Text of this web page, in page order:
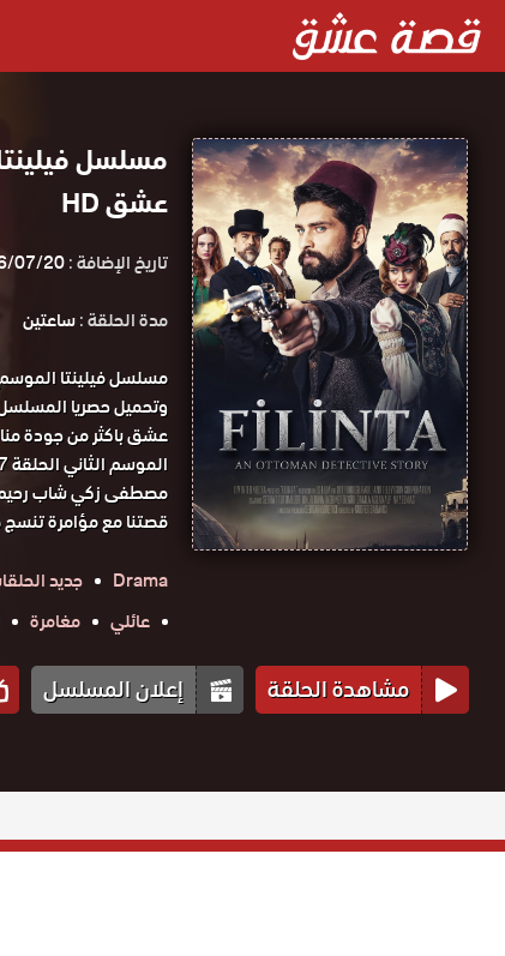
عشق HD
تاريخ الإضافة :07/20
مدة الحلقة :ساعتين
الموسم الثاني الحلقة 17 مترجمة قصة عشق.
مصطفى زكي شاب رحيم.
قصتنا مع مؤامرة
Drama
جديد
عائلي
مغامرة
مشاهدة الحلقة إعلان المسلسل